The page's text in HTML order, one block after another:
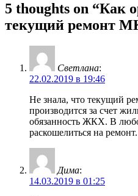
5 thoughts on “Как
текущий ремонт
Светлана:
22.02.2019 в 19:46
Не знала, что текущий
производится за счет
обязанность ЖКХ. В
раскошелиться на ремонт.
Дима:
14.03.2019 в 01:25